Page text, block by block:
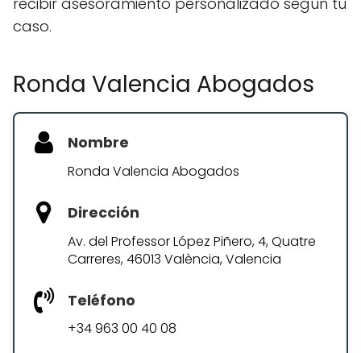
caso.
Ronda Valencia Abogados
Nombre
Ronda Valencia Abogados
Dirección
Av. del Professor López Piñero, 4, Quatre
Carreres, 46013 València, Valencia
Teléfono
+34 963 00 40 08